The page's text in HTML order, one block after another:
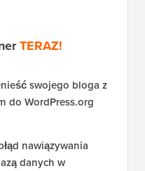
TERAZ!
swojego bloga z
do WordPress.org
nawiązywania
danych w